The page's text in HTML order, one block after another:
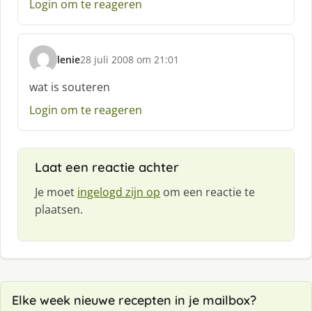
Login om te reageren
lenie
s
h
r
28 juli 2008 om 21:01
wat is souteren
Login om te reageren
Laat een reactie achter
Je moet ingelogd zijn op om een reactie te
plaatsen.
Elke week nieuwe recepten in je mailbox?